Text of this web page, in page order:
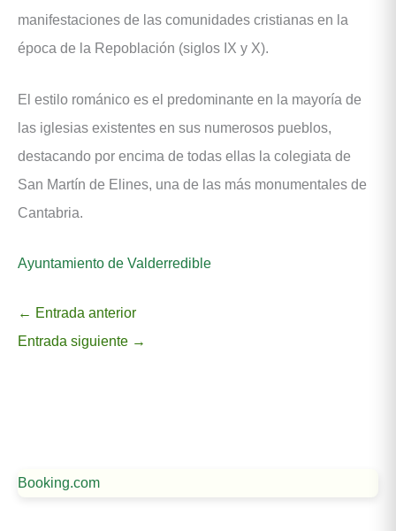
manifestaciones de las comunidades cristianas en la
época de la Repoblación (siglos IX y X).
El estilo románico es el predominante en la mayoría de
las iglesias existentes en sus numerosos pueblos,
destacando por encima de todas ellas la colegiata de
San Martín de Elines, una de las más monumentales de
Cantabria.
Ayuntamiento de Valderredible
← Entrada anterior
Entrada siguiente →
Booking.com